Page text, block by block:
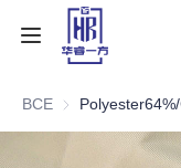
ВСЕ